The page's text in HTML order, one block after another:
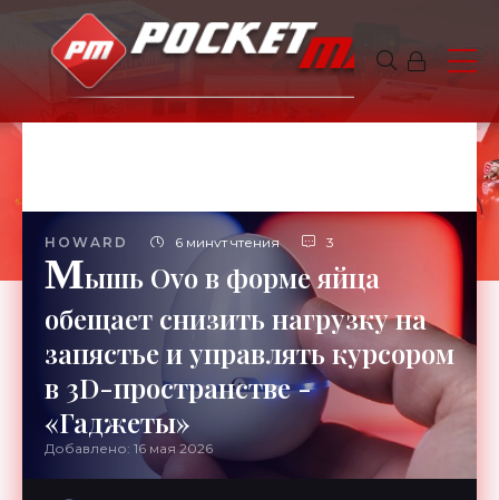
HOWARD 6 минут чтения 3
Мышь Ovo в форме яйца
обещает снизить нагрузку на
запястье и управлять курсором
в 3D-пространстве -
«Гаджеты»
Добавлено: 16 мая 2026